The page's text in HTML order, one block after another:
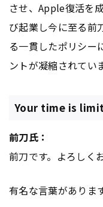
させ、Apple復活を
び起業し今に至る前
る一貫したポリシー
ントが凝縮されてい
Your time is
前刀氏：
前刀です。よろしく
有名な言葉があります